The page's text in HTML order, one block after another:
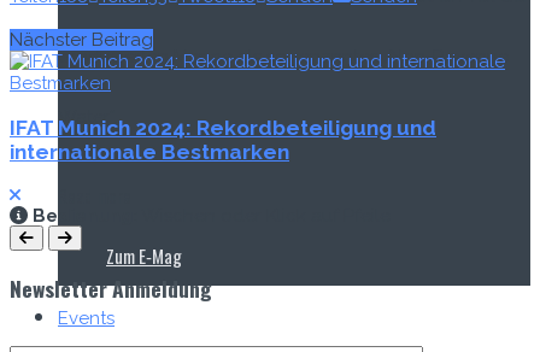
produzierten Menge als sogenanntes „Non-Revenue
Water“...
Zum E‑Mag
Events
Nächster Beitrag
IFAT Munich 2024: Rekordbeteiligung und
internationale Bestmarken
Bedi­enung:
Newsletter Anmeldung